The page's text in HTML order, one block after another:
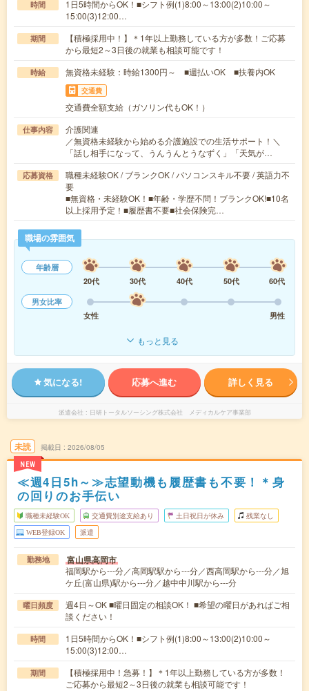
時間
1日5時間からOK！■シフト例(1)8:00～13:00(2)10:00～
15:00(3)12:00…
期間
【積極採用中！】＊1年以上勤務している方が多数！ご応募
から最短2～3日後の就業も相談可能です！
時給 無資格未経験：時給1300円～ ■週払いOK ■扶養内OK
交通費
交通費全額支給（ガソリン代もOK！）
仕事内容
介護関連
／無資格未経験から始める介護施設での生活サポート！＼
「話し相手になって、うんうんとうなずく」「天気が…
応募資格
職種未経験OK / ブランクOK / パソコンスキル不要 / 英語力不
要
■無資格・未経験OK！■年齢・学歴不問！ブランクOK!■10名
以上採用予定！■履歴書不要■社会保険完…
職場の雰囲気
年齢層
20代
30代 40代 50代
60代
男女比率
女性
男性
もっと見る
気になる! 応募へ進む 詳しく見る
派遣会社 日研トータルソーシング株式会社 メディカルケア事業部
未読
NEW
掲載日 2026/08/05
≪週4日5h～≫志望動機も履歴書も不要！＊身
の回りのお手伝い
職種未経験OK 交通費別途支給あり 土日祝日が休み 残業なし
WEB登録OK 派遣
勤務地 富山県高岡市
福岡駅から---分／高岡駅駅から---分／西高岡駅から---分／旭
ケ丘(富山県)駅から---分／越中中川駅から---分
曜日頻度
週4日～OK ■曜日固定の相談OK！ ■希望の曜日があればご相
談ください！
時間
1日5時間からOK！■シフト例(1)8:00～13:00(2)10:00～
15:00(3)12:00…
期間
【積極採用中！急募！】＊1年以上勤務している方が多数！
ご応募から最短2～3日後の就業も相談可能です！